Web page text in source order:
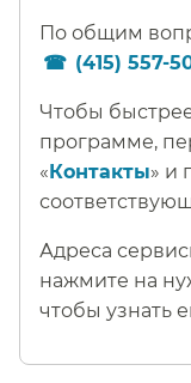
По общим
(415) 557-
Чтобы
программе,
«Контакты» и
Адреса
нажмите на
чтобы узнать